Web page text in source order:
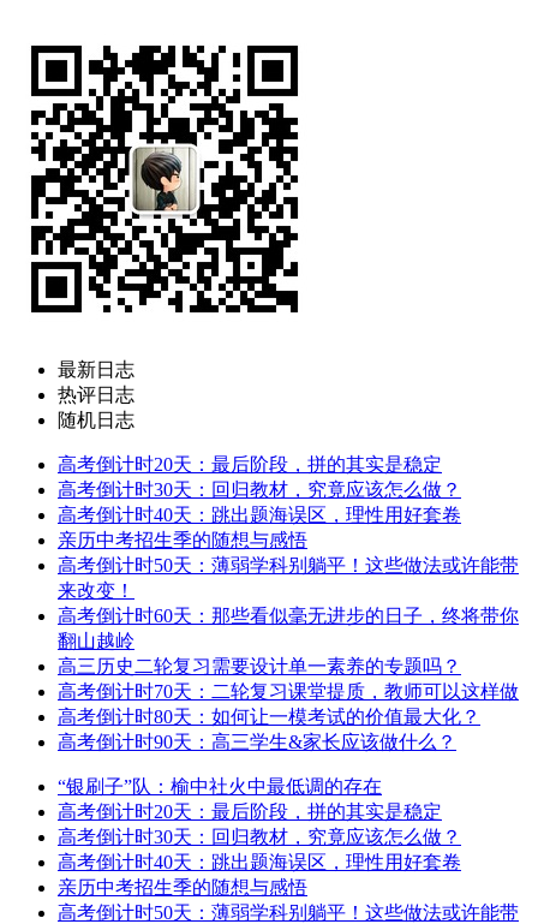
最新日志
热评日志
随机日志
高考倒计时20天：最后阶段，拼的其实是稳定
高考倒计时30天：回归教材，究竟应该怎么做？
高考倒计时40天：跳出题海误区，理性用好套卷
亲历中考招生季的随想与感悟
高考倒计时50天：薄弱学科别躺平！这些做法或许能带
来改变！
高考倒计时60天：那些看似毫无进步的日子，终将带你
翻山越岭
高三历史二轮复习需要设计单一素养的专题吗？
高考倒计时70天：二轮复习课堂提质，教师可以这样做
高考倒计时80天：如何让一模考试的价值最大化？
高考倒计时90天：高三学生&家长应该做什么？
“银刷子”队：榆中社火中最低调的存在
高考倒计时20天：最后阶段，拼的其实是稳定
高考倒计时30天：回归教材，究竟应该怎么做？
高考倒计时40天：跳出题海误区，理性用好套卷
亲历中考招生季的随想与感悟
高考倒计时50天：薄弱学科别躺平！这些做法或许能带